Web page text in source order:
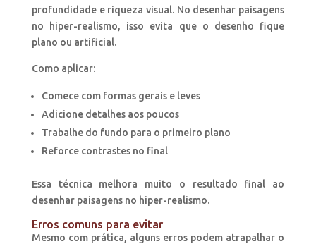
profundidade e riqueza visual. No desenhar paisagens
no hiper-realismo, isso evita que o desenho fique
plano ou artificial.
Como aplicar:
Comece com formas gerais e leves
Adicione detalhes aos poucos
Trabalhe do fundo para o primeiro plano
Reforce contrastes no final
Essa técnica melhora muito o resultado final ao
desenhar paisagens no hiper-realismo.
Erros comuns para evitar
Mesmo com prática, alguns erros podem atrapalhar o